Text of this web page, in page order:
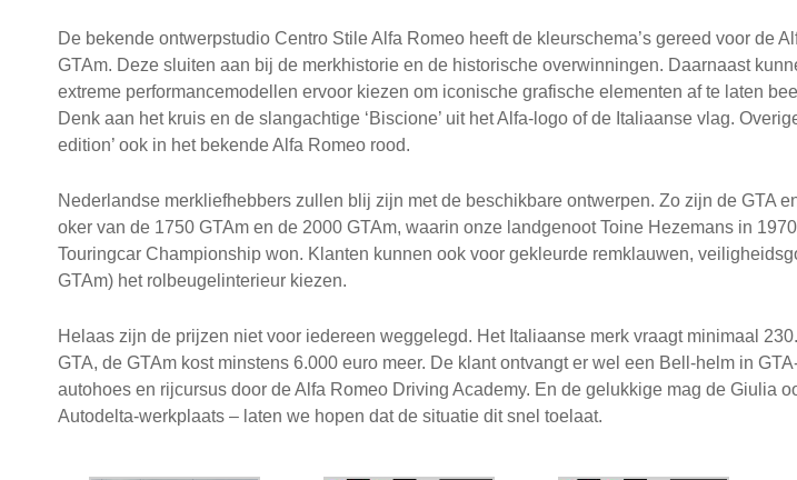
De bekende ontwerpstudio Centro Stile Alfa Romeo heeft de kleurschema’s gereed voor de
GTAm. Deze sluiten aan bij de merkhistorie en de historische overwinningen. Daarnaast
extreme performancemodellen ervoor kiezen om iconische grafische elementen af te laten
Denk aan het kruis en de slangachtige ‘Biscione’ uit het Alfa-logo of de Italiaanse vlag.
edition’ ook in het bekende Alfa Romeo rood.
Nederlandse merkliefhebbers zullen blij zijn met de beschikbare ontwerpen. Zo zijn de GTA
oker van de 1750 GTAm en de 2000 GTAm, waarin onze landgenoot Toine Hezemans in
Touringcar Championship won. Klanten kunnen ook voor gekleurde remklauwen,
GTAm) het rolbeugelinterieur kiezen.
Helaas zijn de prijzen niet voor iedereen weggelegd. Het Italiaanse merk vraagt minimaal
GTA, de GTAm kost minstens 6.000 euro meer. De klant ontvangt er wel een Bell-helm in
autohoes en rijcursus door de Alfa Romeo Driving Academy. En de gelukkige mag de Giulia
Autodelta-werkplaats – laten we hopen dat de situatie dit snel toelaat.